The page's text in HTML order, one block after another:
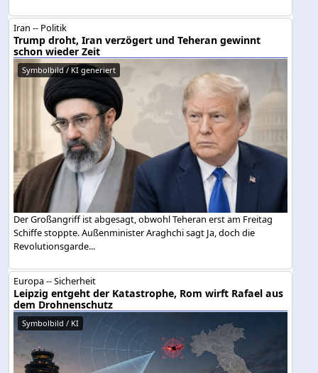
Iran -- Politik
Trump droht, Iran verzögert und Teheran gewinnt
schon wieder Zeit
Symbolbild / KI generiert
Der Großangriff ist abgesagt, obwohl Teheran erst am Freitag
Schiffe stoppte. Außenminister Araghchi sagt Ja, doch die
Revolutionsgarde...
Europa -- Sicherheit
Leipzig entgeht der Katastrophe, Rom wirft Rafael aus
dem Drohnenschutz
Symbolbild / KI